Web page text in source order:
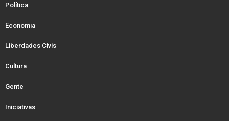
Política
Economia
Liberdades Civis
Cultura
Gente
Iniciativas